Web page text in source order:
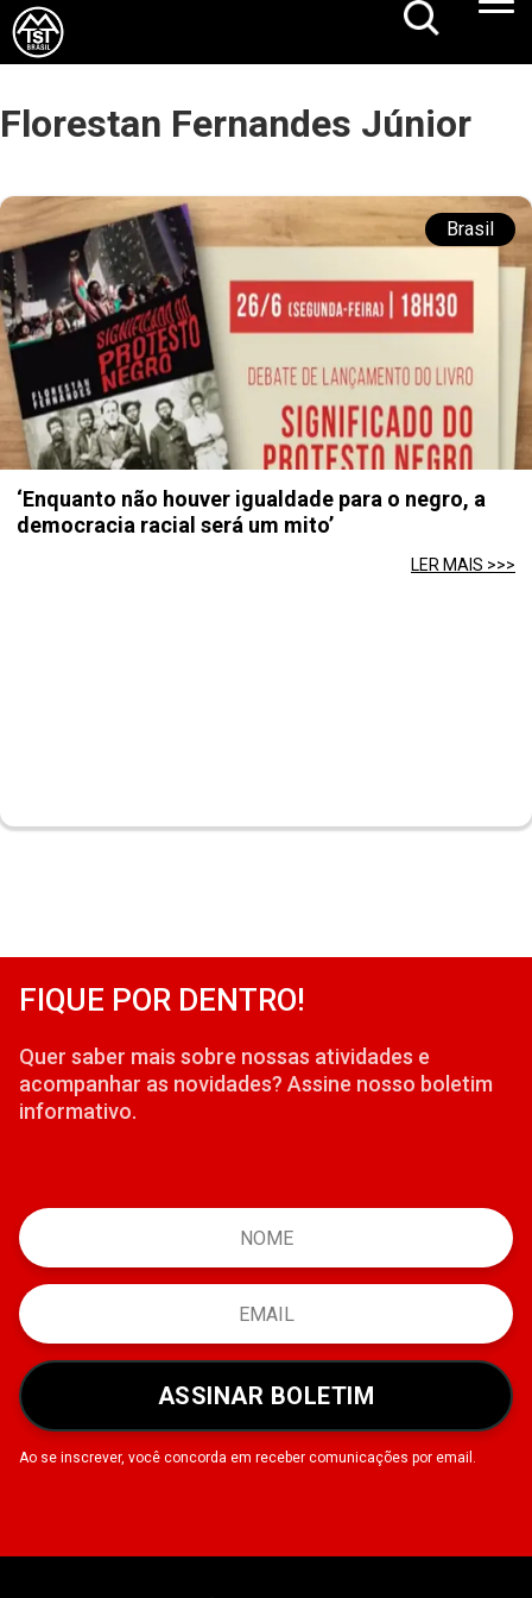
Florestan Fernandes Júnior
Brasil
‘Enquanto não houver igualdade para o negro, a
democracia racial será um mito’
LER MAIS >>>
FIQUE POR DENTRO!
Quer saber mais sobre nossas atividades e
acompanhar as novidades? Assine nosso boletim
informativo.
ASSINAR BOLETIM
Ao se inscrever, você concorda em receber comunicações por email.